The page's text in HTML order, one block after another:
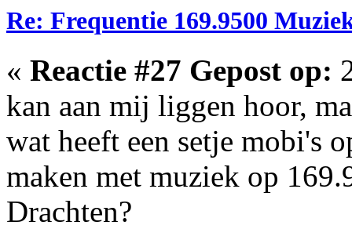
Re: Frequentie 169.9500
« Reactie #27 Gepost op:
kan aan mij liggen hoor,
wat heeft een setje mobi's
maken met muziek op
Drachten?